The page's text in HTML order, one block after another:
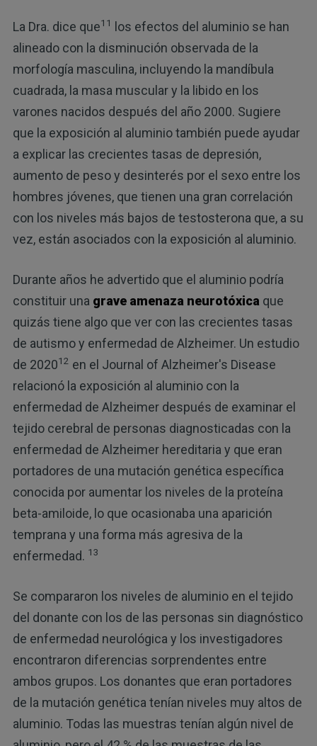
La Dra. dice que11
los efectos del aluminio se han
alineado con la disminución observada de la
morfología masculina, incluyendo la mandíbula
cuadrada, la masa muscular y la libido en los
varones nacidos después del año 2000. Sugiere
que la exposición al aluminio también puede ayudar
a explicar las crecientes tasas de depresión,
aumento de peso y desinterés por el sexo entre los
hombres jóvenes, que tienen una gran correlación
con los niveles más bajos de testosterona que, a su
vez, están asociados con la exposición al aluminio.
Durante años he advertido que el aluminio podría
constituir una grave amenaza neurotóxica que
quizás tiene algo que ver con las crecientes tasas
de autismo y enfermedad de Alzheimer. Un estudio
de 202012 en el Journal of Alzheimer's Disease
relacionó la exposición al aluminio con la
enfermedad de Alzheimer después de examinar el
tejido cerebral de personas diagnosticadas con la
enfermedad de Alzheimer hereditaria y que eran
portadores de una mutación genética específica
conocida por aumentar los niveles de la proteína
beta-amiloide, lo que ocasionaba una aparición
temprana y una forma más agresiva de la
enfermedad. 13
Se compararon los niveles de aluminio en el tejido
del donante con los de las personas sin diagnóstico
de enfermedad neurológica y los investigadores
encontraron diferencias sorprendentes entre
ambos grupos. Los donantes que eran portadores
de la mutación genética tenían niveles muy altos de
aluminio. Todas las muestras tenían algún nivel de